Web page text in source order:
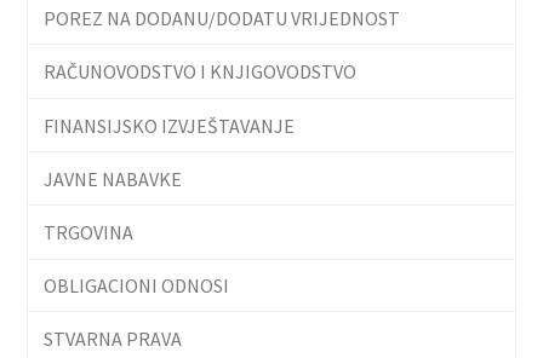
POREZ NA DODANU/DODATU VRIJEDNOST
RAČUNOVODSTVO I KNJIGOVODSTVO
FINANSIJSKO IZVJEŠTAVANJE
JAVNE NABAVKE
TRGOVINA
OBLIGACIONI ODNOSI
STVARNA PRAVA